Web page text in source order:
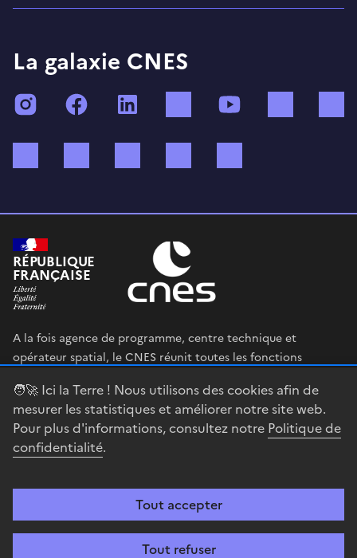
🧑‍🚀 Ici la Terre ! Nous utilisons des cookies afin de
mesurer les statistiques et améliorer notre site web.
Pour plus d'informations, consultez notre Politique de
confidentialité.
Tout accepter
Tout refuser
La galaxie CNES
InstagramFacebook TikTok
RÉPUBLIQUE
FRANÇAISE
A la fois agence de programme, centre technique et
opérateur spatial, le CNES réunit toutes les fonctions
en œuvre sa stratégie spatiale.
legifrance.gouv.fr
gouvernement.fr
Accessibilité : partiellement conforme Mentions légales
Gestion des cookies